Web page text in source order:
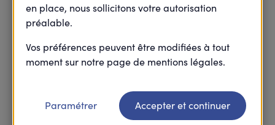
Difficultés financières, aidance, séparation,
maladie, épuisement psychologique… : les
problèmes personnels s’invitent de plus en plus dans
question n’est plus de savoir s’ils ont un impact sur le
travail, mais comment accompagner les salariés.
en place, nous sollicitons votre autorisation
préalable.
Vos préférences peuvent être modifiées à tout
moment sur notre page de mentions légales.
Paramétrer Accepter et continuer